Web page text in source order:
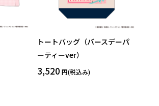
トートバッグ（バースデーパ
ーティーver）
3,520 円(税込み)